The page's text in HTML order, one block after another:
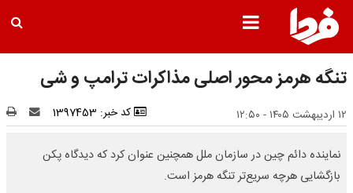
تنگه هرمز محور اصلی مذاکرات ترامپ و شی‌
۱۲ اردیبهشت ۱۴۰۵ - ۱۲:۵۰ کد خبر: 1397453
نماینده دائم چین در سازمان ملل همچنین عنوان کرد که دیدگاه پکن
بازگشایی هرچه سریع‌تر تنگه هرمز است.